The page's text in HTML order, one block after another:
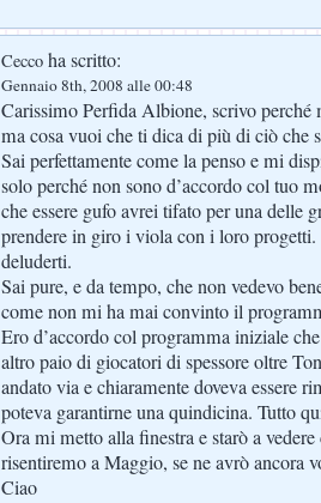
Cecco ha scritto:
Gennaio 8th, 2008 alle 00:48
Carissimo Perfida Albione, scrivo perché
ma cosa vuoi che ti dica di più di ciò che
Sai perfettamente come la penso e mi
solo perché non sono d’accordo col tuo
che essere gufo avrei tifato per una delle
prendere in giro i viola con i loro
deluderti.
Sai pure, e da tempo, che non vedevo
come non mi ha mai convinto il
Ero d’accordo col programma iniziale
altro paio di giocatori di spessore oltre
andato via e chiaramente doveva essere
poteva garantirne una quindicina. Tutto
Ora mi metto alla finestra e starò a vedere
risentiremo a Maggio, se ne avrò ancora
Ciao